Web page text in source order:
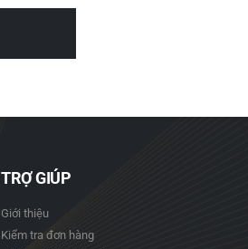
TRỢ GIÚP
Giới thiệu
Kiểm tra đơn hàng